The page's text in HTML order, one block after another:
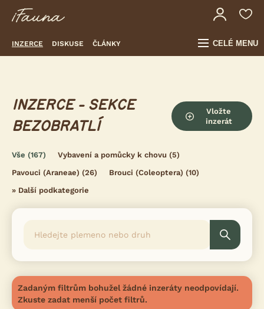
INZERCE DISKUSE ČLÁNKY CELÉ MENU
INZERCE - SEKCE
BEZOBRATLÍ
Vložte
inzerát
Vše (167) Vybavení a pomůcky k chovu (5)
Pavouci (Araneae) (26) Brouci (Coleoptera) (10)
» Další podkategorie
Zadaným filtrům bohužel žádné inzeráty neodpovídají.
Zkuste zadat menší počet filtrů.